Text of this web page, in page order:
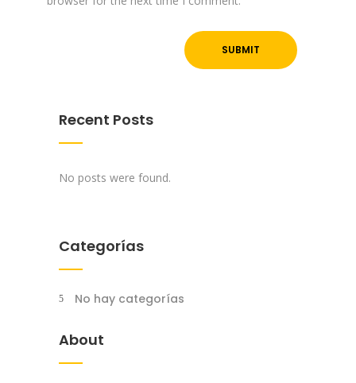
Recent Posts
No posts were found.
Categorías
No hay categorías
About